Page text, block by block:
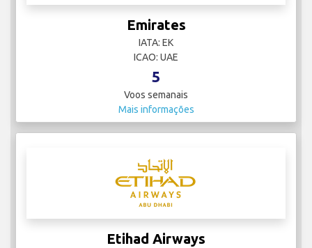
Emirates
IATA: EK
ICAO: UAE
5
Voos semanais
Mais informações
Etihad Airways